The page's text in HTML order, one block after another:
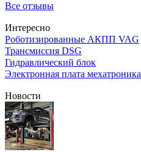
Все отзывы
Интересно
Роботизированные АКПП VAG
Трансмиссия DSG
Гидравлический блок
Электронная плата мехатроника
Новости